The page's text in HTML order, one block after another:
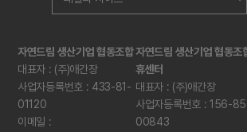
자연드림 생산기업 협동조합
대표자 : (주)애간장
사업자등록번호 : 433-81-
01120
이메일 :
자연드림 생산기업 협동조
휴센터
대표자 : (주)애간장
사업자등록번호 : 156-
00843